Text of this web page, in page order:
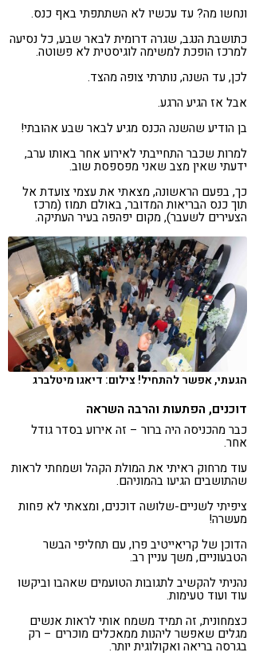
ונחשו מה? עד עכשיו לא השתתפתי באף כנס.
כתושבת הנגב, שגרה דרומית לבאר שבע, כל נסיעה
למרכז הופכת למשימה לוגיסטית לא פשוטה.
לכן, עד השנה, נותרתי צופה מהצד.
אבל אז הגיע הרגע.
בן הודיע שהשנה הכנס מגיע לבאר שבע אהובתי!
למרות שכבר התחייבתי לאירוע אחר באותו ערב,
ידעתי שאין מצב שאני מפספסת שוב.
כך, בפעם הראשונה, מצאתי את עצמי צועדת אל
תוך כנס הבריאות המדובר, באולם תמוז (מרכז
הצעירים לשעבר), מקום יפהפה בעיר העתיקה.
הגעתי, אפשר להתחיל! צילום: דיאגו מיטלברג
דוכנים, הפתעות והרבה השראה
כבר מהכניסה היה ברור – זה אירוע בסדר גודל
אחר.
עוד מרחוק ראיתי את המולת הקהל ושמחתי לראות
שהתושבים הגיעו בהמוניהם.
ציפיתי לשניים-שלושה דוכנים, ומצאתי לא פחות
מעשרה!
הדוכן של קריאייטיב פרו, עם תחליפי הבשר
הטבעוניים, משך עניין רב.
נהניתי להקשיב לתגובות הטועמים שאהבו וביקשו
עוד ועוד טעימות.
כצמחונית, זה תמיד משמח אותי לראות אנשים
מגלים שאפשר ליהנות ממאכלים מוכרים – רק
בגרסה בריאה ואקולוגית יותר.